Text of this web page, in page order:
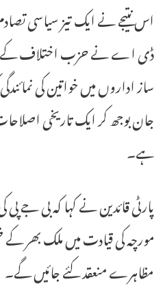
اس نتیجے نے ایک تیز سیاسی
ڈی اے نے حزب اختلاف کے
ساز اداروں میں خواتین کی
جان بوجھ کر ایک تاریخی
ہے۔
پارٹی قائدین نے کہا کہ بی جے
مورچہ کی قیادت میں ملک بھر کے
مظاہرے منعقد کئے جائیں گے۔